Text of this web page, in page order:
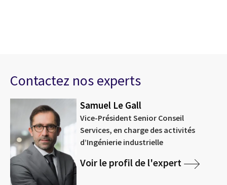
Contactez nos experts
Samuel Le Gall
Vice-Président Senior Conseil
Services, en charge des activités
d’Ingénierie industrielle
Voir le profil de l'expert